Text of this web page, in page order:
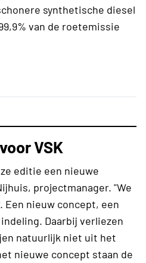
synthetische diesel
van de roetemissie
VSK
editie een nieuwe
projectmanager. "We
nieuw concept, een
Daarbij verliezen
natuurlijk niet uit het
nieuwe concept staan de